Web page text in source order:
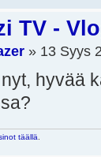
TV -
» 13 Syys
hyvää
täällä